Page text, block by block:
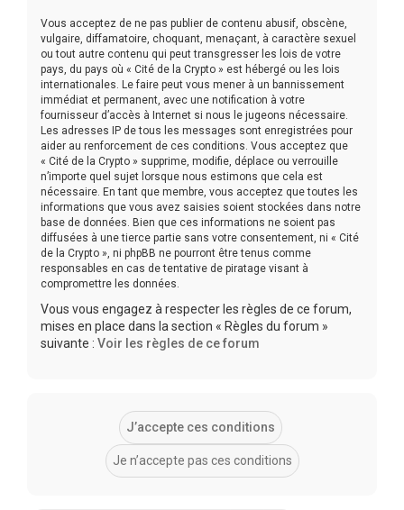
Vous acceptez de ne pas publier de contenu abusif, obscène,
vulgaire, diffamatoire, choquant, menaçant, à caractère sexuel
ou tout autre contenu qui peut transgresser les lois de votre
pays, du pays où « Cité de la Crypto » est hébergé ou les lois
internationales. Le faire peut vous mener à un bannissement
immédiat et permanent, avec une notification à votre
fournisseur d’accès à Internet si nous le jugeons nécessaire.
Les adresses IP de tous les messages sont enregistrées pour
aider au renforcement de ces conditions. Vous acceptez que
« Cité de la Crypto » supprime, modifie, déplace ou verrouille
n’importe quel sujet lorsque nous estimons que cela est
nécessaire. En tant que membre, vous acceptez que toutes les
informations que vous avez saisies soient stockées dans notre
base de données. Bien que ces informations ne soient pas
diffusées à une tierce partie sans votre consentement, ni « Cité
de la Crypto », ni phpBB ne pourront être tenus comme
responsables en cas de tentative de piratage visant à
compromettre les données.
Vous vous engagez à respecter les règles de ce forum,
mises en place dans la section « Règles du forum »
suivante : Voir les règles de ce forum